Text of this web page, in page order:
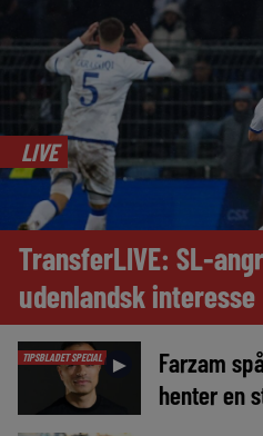
LIVE
TransferLIVE: SL-
udenlandsk interesse
TIPSBLADET SPECIAL ►
Farzam
henter en